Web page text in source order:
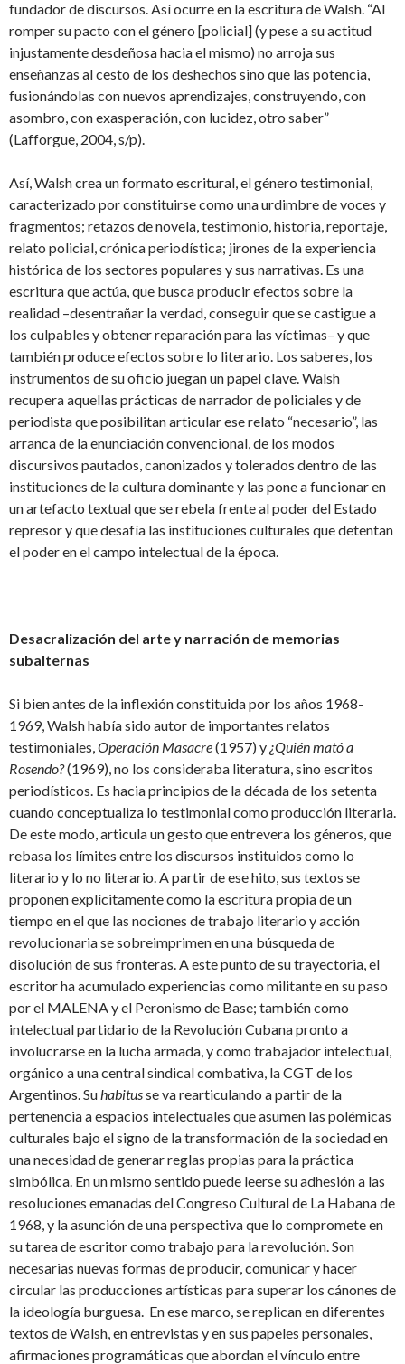
fundador de discursos. Así ocurre en la escritura de Walsh. “Al
romper su pacto con el género [policial] (y pese a su actitud
injustamente desdeñosa hacia el mismo) no arroja sus
enseñanzas al cesto de los deshechos sino que las potencia,
fusionándolas con nuevos aprendizajes, construyendo, con
asombro, con exasperación, con lucidez, otro saber”
(Lafforgue, 2004, s/p).
Así, Walsh crea un formato escritural, el género testimonial,
caracterizado por constituirse como una urdimbre de voces y
fragmentos; retazos de novela, testimonio, historia, reportaje,
relato policial, crónica periodística; jirones de la experiencia
histórica de los sectores populares y sus narrativas. Es una
escritura que actúa, que busca producir efectos sobre la
realidad –desentrañar la verdad, conseguir que se castigue a
los culpables y obtener reparación para las víctimas– y que
también produce efectos sobre lo literario. Los saberes, los
instrumentos de su oficio juegan un papel clave. Walsh
recupera aquellas prácticas de narrador de policiales y de
periodista que posibilitan articular ese relato “necesario”, las
arranca de la enunciación convencional, de los modos
discursivos pautados, canonizados y tolerados dentro de las
instituciones de la cultura dominante y las pone a funcionar en
un artefacto textual que se rebela frente al poder del Estado
represor y que desafía las instituciones culturales que detentan
el poder en el campo intelectual de la época.
Desacralización del arte y narración de memorias
subalternas
Si bien antes de la inflexión constituida por los años 1968-
1969, Walsh había sido autor de importantes relatos
testimoniales,Operación Masacre(1957) y¿Quién mató a
Rosendo?(1969), no los consideraba literatura, sino escritos
periodísticos. Es hacia principios de la década de los setenta
cuando conceptualiza lo testimonial como producción literaria.
De este modo, articula un gesto que entrevera los géneros, que
rebasa los límites entre los discursos instituidos como lo
literario y lo no literario. A partir de ese hito, sus textos se
proponen explícitamente como la escritura propia de un
tiempo en el que las nociones de trabajo literario y acción
revolucionaria se sobreimprimen en una búsqueda de
disolución de sus fronteras. A este punto de su trayectoria, el
escritor ha acumulado experiencias como militante en su paso
por el MALENA y el Peronismo de Base; también como
intelectual partidario de la Revolución Cubana pronto a
involucrarse en la lucha armada, y como trabajador intelectual,
orgánico a una central sindical combativa, la CGT de los
Argentinos. Suhabitusse va rearticulando a partir de la
pertenencia a espacios intelectuales que asumen las polémicas
culturales bajo el signo de la transformación de la sociedad en
una necesidad de generar reglas propias para la práctica
simbólica. En un mismo sentido puede leerse su adhesión a las
resoluciones emanadas del Congreso Cultural de La Habana de
1968, y la asunción de una perspectiva que lo compromete en
su tarea de escritor como trabajo para la revolución. Son
necesarias nuevas formas de producir, comunicar y hacer
circular las producciones artísticas para superar los cánones de
la ideología burguesa. En ese marco, se replican en diferentes
textos de Walsh, en entrevistas y en sus papeles personales,
afirmaciones programáticas que abordan el vínculo entre